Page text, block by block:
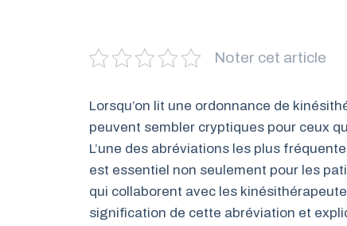
Noter cet article
Lorsqu’on lit une ordonnance de
peuvent sembler cryptiques pour ceux
L’une des abréviations les plus
est essentiel non seulement pour les
qui collaborent avec les
signification de cette abréviation et